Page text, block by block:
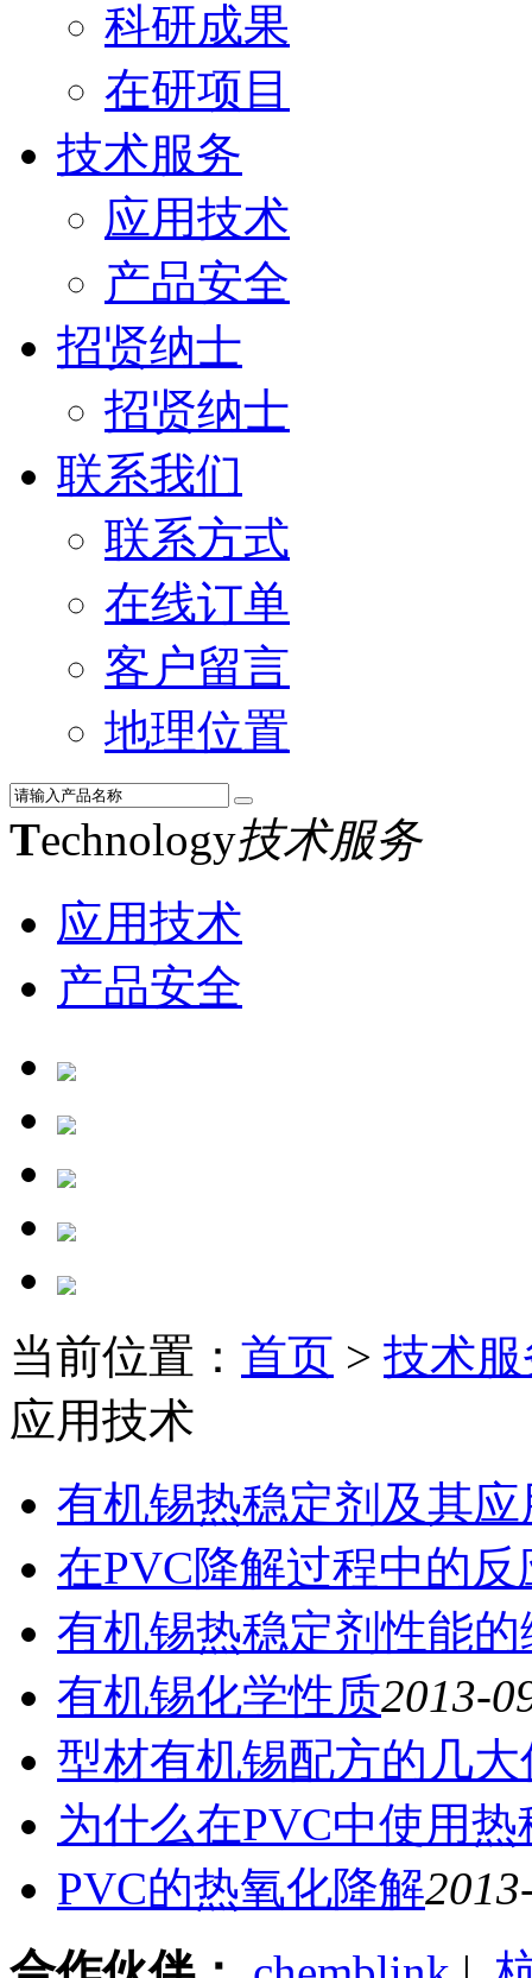
科研成果
在研项目
技术服务
应用技术
产品安全
招贤纳士
招贤纳士
联系我们
联系方式
在线订单
客户留言
地理位置
Technology技术服务
应用技术
产品安全
当前位置： 首页 > 技术
应用技术
有机锡热稳定剂及其应
在PVC降解过程中的反
有机锡热稳定剂性能
有机锡化学性质2013-
型材有机锡配方的几大
为什么在PVC中使用
PVC的热氧化降解